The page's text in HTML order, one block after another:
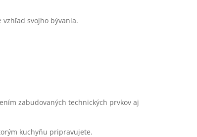
svojho bývania.
zabudovaných technických prvkov aj
kuchyňu pripravujete.